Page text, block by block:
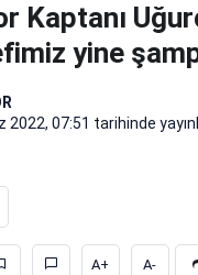
Kaptanı
yine
2022, 07:51 tarihinde
A+ A-